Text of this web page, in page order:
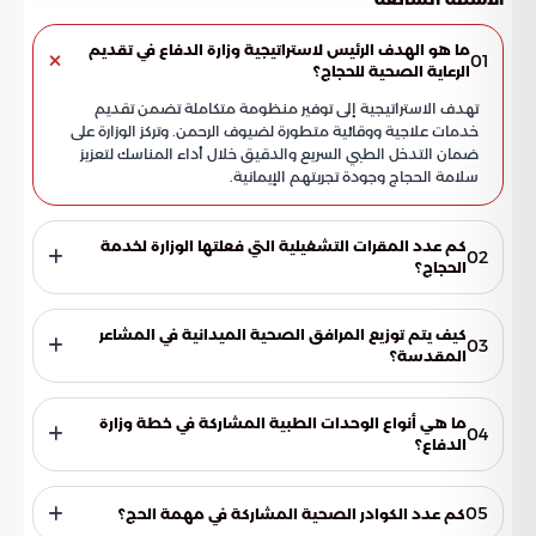
01ما هو الهدف الرئيس لاستراتيجية وزارة الدفاع في تقديم
الرعاية الصحية للحجاج؟
تهدف الاستراتيجية إلى توفير منظومة متكاملة تضمن تقديم
خدمات علاجية ووقائية متطورة لضيوف الرحمن. وتركز الوزارة على
ضمان التدخل الطبي السريع والدقيق خلال أداء المناسك لتعزيز
سلامة الحجاج وجودة تجربتهم الإيمانية.
02كم عدد المقرات التشغيلية التي فعلتها الوزارة لخدمة
الحجاج؟
قامت وزارة الدفاع بتفعيل 41 مقراً تشغيلياً مجهزاً بأحدث التقنيات
الطبية المتقدمة. وتدار هذه المقرات بواسطة نخبة من الكوادر
البشرية المؤهلة للتعامل مع مختلف الحالات الصحية بكفاءة عالية03كيف يتم توزيع المرافق الصحية الميدانية في المشاعر
المقدسة؟
تعتمد الإدارة العامة للخدمات الصحية توزيعاً جغرافياً ذكياً يغطي
كافة نقاط تجمع وتحرك الحجيج. يهدف هذا التوزيع الاستراتيجي إلى
تقليل زمن الاستجابة للحالات الطارئة والإصابات المفاجئة، خاصة في04ما هي أنواع الوحدات الطبية المشاركة في خطة وزارة
الدفاع؟
تتنوع الوحدات الطبية لتشمل المستشفيات الثابتة والميدانية في
منى ومزدلفة وعرفات، والعيادات المتنقلة المخصصة للمناطق
المزدحمة. بالإضافة إلى مراكز الإخلاء الطبي التي تعمل كنقاط
05كم عدد الكوادر الصحية المشاركة في مهمة الحج؟